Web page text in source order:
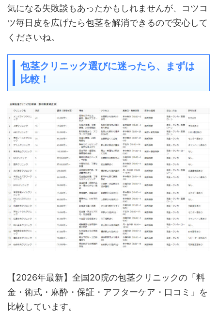
気になる失敗談もあったかもしれませんが、コツコ
ツ毎日皮を広げたら包茎を解消できるので安心して
くださいね。
包茎クリニック選びに迷ったら、まずは
比較！
【2026年最新】全国20院の包茎クリニックの「料
金・術式・麻酔・保証・アフターケア・口コミ」を
比較しています。